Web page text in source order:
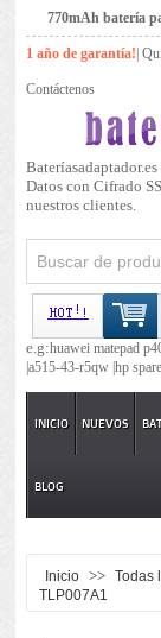
770mAh batería
1 año de garantía! |
Contáctenos
Datos con Cifrado
nuestros clientes.
e.g:huawei matepad
|a515-43-r5qw |hp
INICIO NUEVOS
BLOG
Inicio >> Todas
TLP007A1